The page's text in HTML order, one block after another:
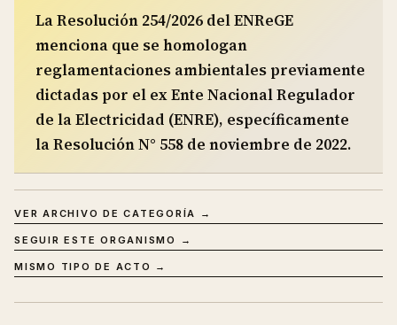
La Resolución 254/2026 del ENReGE
menciona que se homologan
reglamentaciones ambientales previamente
dictadas por el ex Ente Nacional Regulador
de la Electricidad (ENRE), específicamente
la Resolución N° 558 de noviembre de 2022.
VER ARCHIVO DE CATEGORÍA →
SEGUIR ESTE ORGANISMO →
MISMO TIPO DE ACTO →